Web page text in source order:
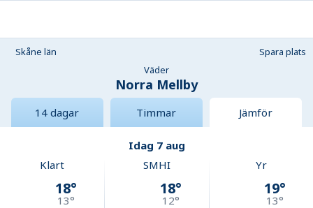
Skåne län
Spara plats
Väder
Norra Mellby
14 dagar Timmar Jämför
Idag 7 aug
Klart
18°
13°
SMHI
18°
12°
Yr
19°
13°